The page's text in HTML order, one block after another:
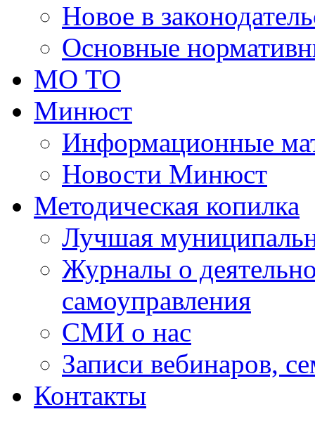
Новое в
Основные
МО ТО
Минюст
Информационные
Новости Минюст
Методическая копилка
Лучшая
Журналы о
самоуправления
СМИ о нас
Записи вебинаров,
Контакты